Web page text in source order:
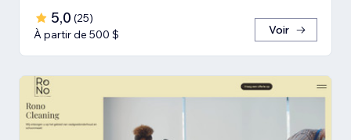
5,0 (25)
À partir de 500 $
Voir